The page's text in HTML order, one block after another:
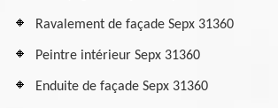
Ravalement de façade Sepx 31360
Peintre intérieur Sepx 31360
Enduite de façade Sepx 31360